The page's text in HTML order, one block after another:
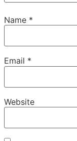
Name *
Email *
Website